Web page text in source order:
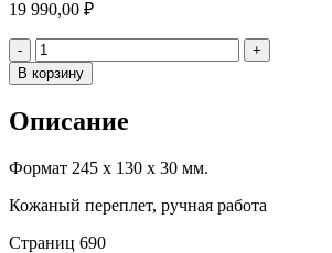
19 990,00 ₽
- Количество
+
В корзину
Описание
Формат 245 х 130 х 30 мм.
Кожаный переплет, ручная работа
Страниц 690